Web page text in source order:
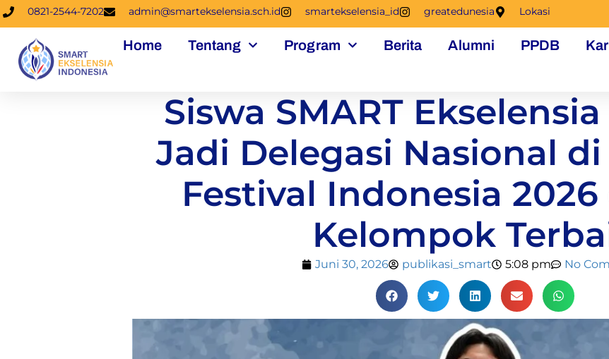
0821-2544-7202 admin@smartekselensia.sch.id smartekselensia_id greatedunesia Lokasi
Home Tentang Program Berita Alumni PPDB
Siswa SMART
Jadi Delegasi Nasional
Festival Indonesia
Kelompok
Juni 30, 2026 publikasi_smart 5:08 pm No